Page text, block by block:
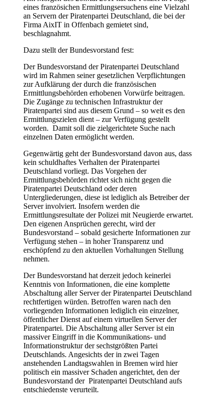
eines französichen Ermittlungsersuchens eine Vielzahl
an Servern der Piratenpartei Deutschland, die bei der
Firma AixIT in Offenbach gemietet sind,
beschlagnahmt.
Dazu stellt der Bundesvorstand fest:
Der Bundesvorstand der Piratenpartei Deutschland
wird im Rahmen seiner gesetzlichen Verpflichtungen
zur Aufklärung der durch die französischen
Ermittlungsbehörden erhobenen Vorwürfe beitragen.
Die Zugänge zu technischen Infrastruktur der
Piratenpartei sind aus diesem Grund – so weit es den
Ermittlungszielen dient – zur Verfügung gestellt
worden. Damit soll die zielgerichtete Suche nach
einzelnen Daten ermöglicht werden.
Gegenwärtig geht der Bundesvorstand davon aus, dass
kein schuldhaftes Verhalten der Piratenpartei
Deutschland vorliegt. Das Vorgehen der
Ermittlungsbehörden richtet sich nicht gegen die
Piratenpartei Deutschland oder deren
Untergliederungen, diese ist lediglich als Betreiber der
Server involviert. Insofern werden die
Ermittlungsresultate der Polizei mit Neugierde erwartet.
Den eigenen Ansprüchen gerecht, wird der
Bundesvorstand – sobald gesicherte Informationen zur
Verfügung stehen – in hoher Transparenz und
erschöpfend zu den aktuellen Vorhaltungen Stellung
nehmen.
Der Bundesvorstand hat derzeit jedoch keinerlei
Kenntnis von Informationen, die eine komplette
Abschaltung aller Server der Piratenpartei Deutschland
rechtfertigen würden. Betroffen waren nach den
vorliegenden Informationen lediglich ein einzelner,
öffentlicher Dienst auf einem virtuellen Server der
Piratenpartei. Die Abschaltung aller Server ist ein
massiver Eingriff in die Kommunikations- und
Informationstruktur der sechstgrößten Partei
Deutschlands. Angesichts der in zwei Tagen
anstehenden Landtagswahlen in Bremen wird hier
politisch ein massiver Schaden angerichtet, den der
Bundesvorstand der Piratenpartei Deutschland aufs
entschiedenste verurteilt.